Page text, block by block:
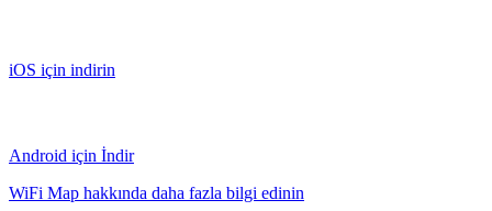
iOS için indirin
Android için İndir
WiFi Map hakkında daha fazla bilgi edinin